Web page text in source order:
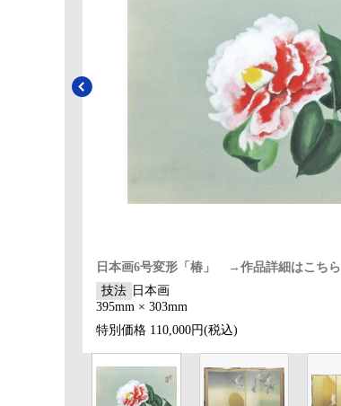
日本画6号変形「椿」 →作品詳細はこちら
技法 日本画
395mm × 303mm
特別価格 110,000円(税込)